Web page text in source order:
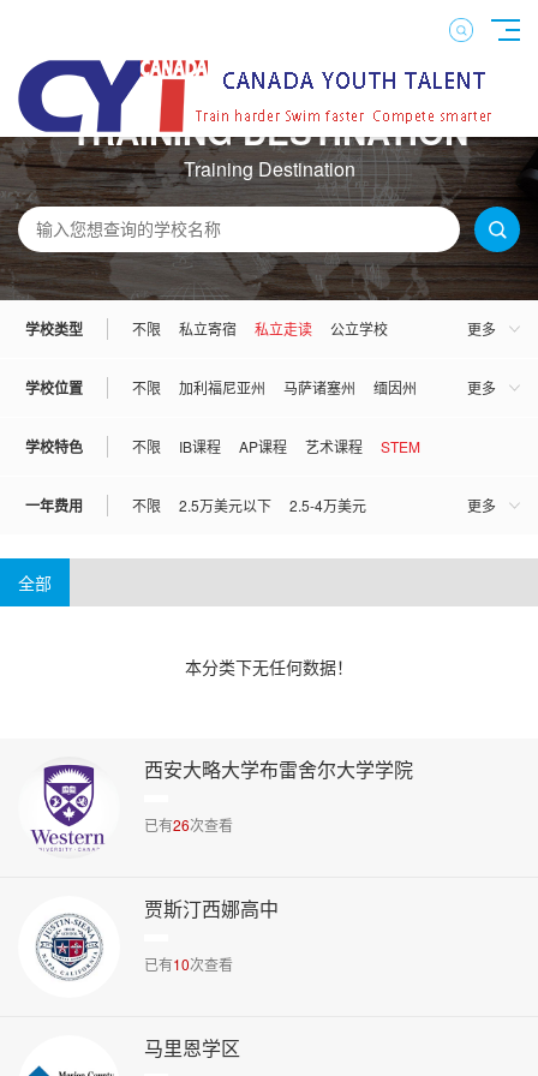
TRAINING DESTINATION
Training Destination
学校类型 更多
不限 私立寄宿 私立走读
公立学校
学校位置 更多
不限 加利福尼亚州 马萨诸塞州
缅因州
俄勒冈州
俄克拉荷马州 犹他州
学校特色 不限 IB课程 AP课程 艺术课程 STEM
一年费用 更多
不限 2.5万美元以下
2.5-4万美元
全部
本分类下无任何数据！
西安大略大学布雷舍尔大学学院
已有26次查看
贾斯汀西娜高中
已有10次查看
马里恩学区